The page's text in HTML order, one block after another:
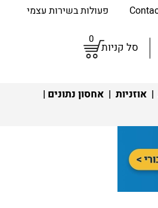
פעולות בשירות עצמי
סל קניות
0
| אוזניות | אחסון נתונים |